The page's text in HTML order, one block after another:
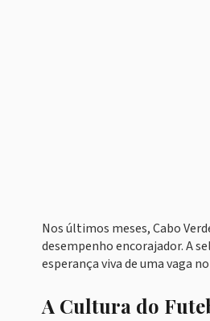
Nos últimos meses, Cabo
desempenho encorajador. A
esperança viva de uma vaga
A Cultura do